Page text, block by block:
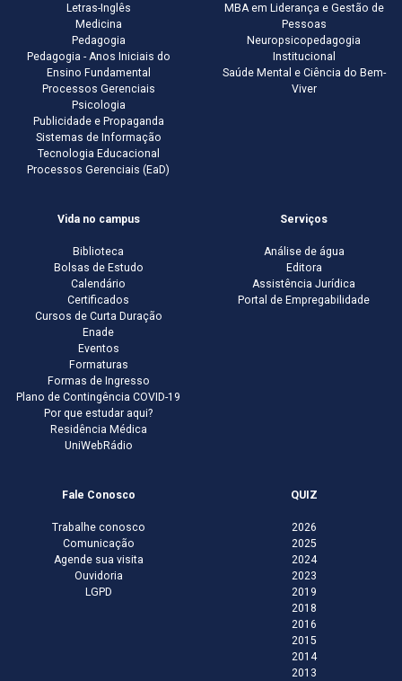
Letras-Inglês
Medicina
Pedagogia
Pedagogia - Anos Iniciais do
Ensino Fundamental
Processos Gerenciais
Psicologia
Publicidade e Propaganda
Sistemas de Informação
Tecnologia Educacional
Processos Gerenciais (EaD)
MBA em Liderança e Gestão de
Pessoas
Neuropsicopedagogia
Institucional
Saúde Mental e Ciência do Bem-
Viver
Vida no campus
Biblioteca
Bolsas de Estudo
Calendário
Certificados
Cursos de Curta Duração
Enade
Eventos
Formaturas
Formas de Ingresso
Plano de Contingência COVID-19
Por que estudar aqui?
Residência Médica
UniWebRádio
Serviços
Análise de água
Editora
Assistência Jurídica
Portal de Empregabilidade
Fale Conosco
Trabalhe conosco
Comunicação
Agende sua visita
Ouvidoria
LGPD
QUIZ
2026
2025
2024
2023
2019
2018
2016
2015
2014
2013